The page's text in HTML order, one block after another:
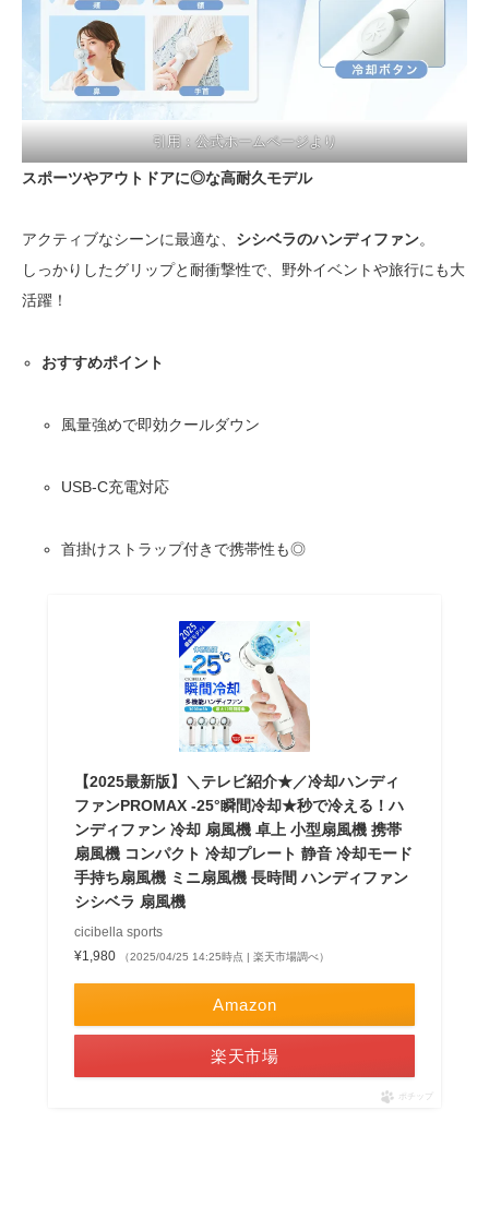
引用：公式ホームページより
スポーツやアウトドアに◎な高耐久モデル
アクティブなシーンに最適な、 シシベラのハンディファン。
しっかりしたグリップと耐衝撃性で、野外イベントや旅行にも大
活躍！
おすすめポイント
風量強めで即効クールダウン
USB-C充電対応
首掛けストラップ付きで携帯性も◎
【2025最新版】＼テレビ紹介★／冷却ハンディ
ファンPROMAX -25°瞬間冷却★秒で冷える！ハ
ンディファン 冷却 扇風機 卓上 小型扇風機 携帯
扇風機 コンパクト 冷却プレート 静音 冷却モード
手持ち扇風機 ミニ扇風機 長時間 ハンディファン
シシベラ 扇風機
cicibella sports
¥1,980
（2025/04/25 14:25時点 | 楽天市場調べ）
Amazon
楽天市場
ポチップ